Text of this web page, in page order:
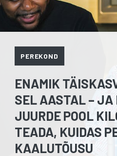
PEREKOND
ENAMIK
SEL AASTAL – JA
JUURDE POOL
TEADA, KUIDAS
KAALUTÕUSU